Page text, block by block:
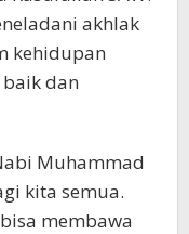
akhlak
kehidupan
dan
Muhammad
kita semua.
membawa